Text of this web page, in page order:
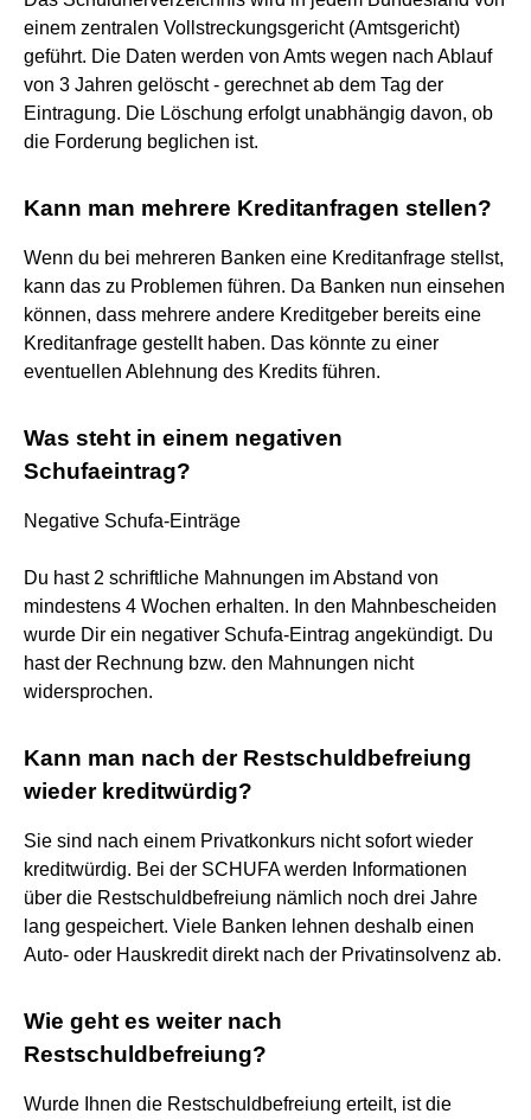
einem zentralen Vollstreckungsgericht (Amtsgericht)
geführt. Die Daten werden von Amts wegen nach Ablauf
von 3 Jahren gelöscht - gerechnet ab dem Tag der
Eintragung. Die Löschung erfolgt unabhängig davon, ob
die Forderung beglichen ist.
Kann man mehrere Kreditanfragen stellen?
Wenn du bei mehreren Banken eine Kreditanfrage stellst,
kann das zu Problemen führen. Da Banken nun einsehen
können, dass mehrere andere Kreditgeber bereits eine
Kreditanfrage gestellt haben. Das könnte zu einer
eventuellen Ablehnung des Kredits führen.
Was steht in einem negativen
Schufaeintrag?
Negative Schufa-Einträge
Du hast 2 schriftliche Mahnungen im Abstand von
mindestens 4 Wochen erhalten. In den Mahnbescheiden
wurde Dir ein negativer Schufa-Eintrag angekündigt. Du
hast der Rechnung bzw. den Mahnungen nicht
widersprochen.
Kann man nach der Restschuldbefreiung
wieder kreditwürdig?
Sie sind nach einem Privatkonkurs nicht sofort wieder
kreditwürdig. Bei der SCHUFA werden Informationen
über die Restschuldbefreiung nämlich noch drei Jahre
lang gespeichert. Viele Banken lehnen deshalb einen
Auto- oder Hauskredit direkt nach der Privatinsolvenz ab.
Wie geht es weiter nach
Restschuldbefreiung?
Wurde Ihnen die Restschuldbefreiung erteilt, ist die